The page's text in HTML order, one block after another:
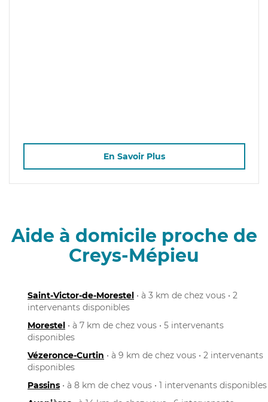
En Savoir Plus
Aide à domicile proche de
Creys-Mépieu
Saint-Victor-de-Morestel • à 3 km de chez vous • 2
intervenants disponibles
Morestel • à 7 km de chez vous • 5 intervenants
disponibles
Vézeronce-Curtin • à 9 km de chez vous • 2 intervenants
disponibles
Passins • à 8 km de chez vous • 1 intervenants disponibles